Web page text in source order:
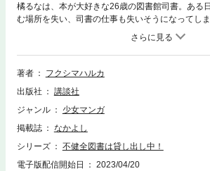
橘るなは、本が大好きな26歳の図書館司書。ある
む場所を失い、司書の仕事も失いそうになってし
書館に通う大学生・目黒が同居の提案を…。大学
強く惹かれながら、同居の恩返しに彼の仕事を手
たが、彼は人気官能小説家だった…。ウブな図書
能小説家が織りなす、刺激いっぱいの同居ラブス
著者
フクシマハルカ
出版社
講談社
ジャンル
少女マンガ
掲載誌
なかよし
シリーズ
不健全図書は貸し出し中！
電子版配信開始日
2023/04/20